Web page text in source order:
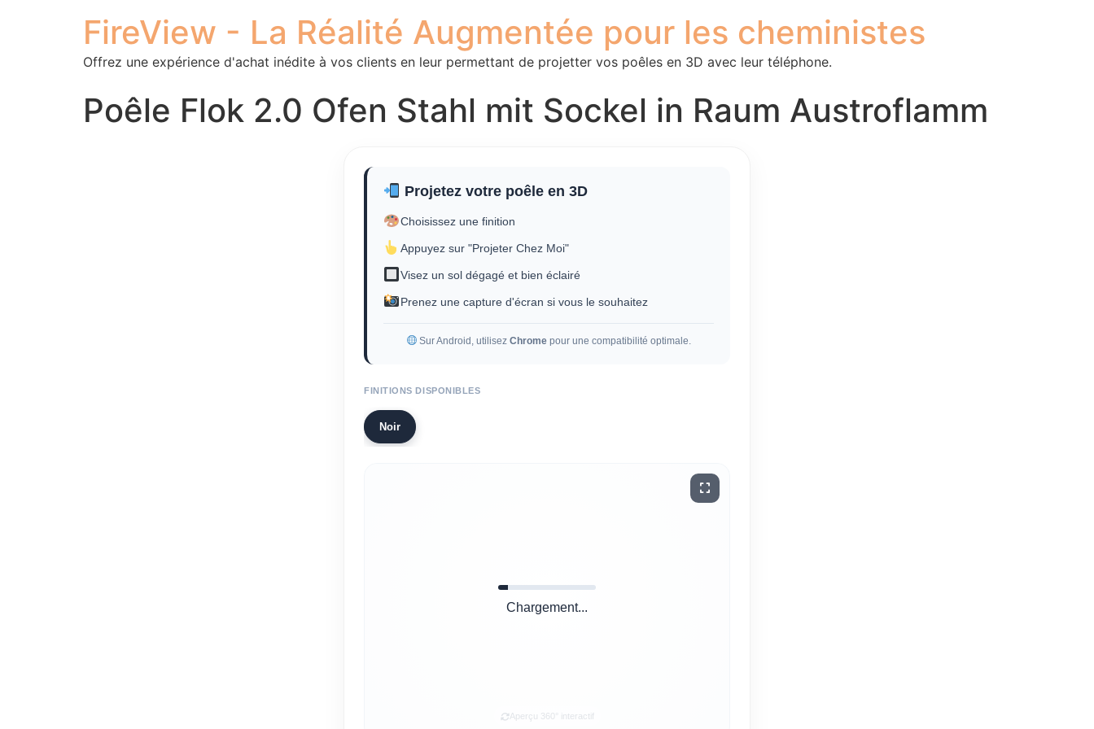
FireView - La Réalité Augmentée pour les cheministes
Offrez une expérience d'achat inédite à vos clients en leur permettant de projetter vos poêles en 3D avec leur téléphone.
Poêle Flok 2.0 Ofen Stahl mit Sockel in Raum Austroflamm
Projetez votre poêle en 3D
Choisissez une finition
Appuyez sur "Projeter Chez Moi"
Visez un sol dégagé et bien éclairé
Prenez une capture d'écran si vous le souhaitez
Sur Android, utilisezChrome pour une compatibilité optimale.
FINITIONS DISPONIBLES
Noir
Chargement...
Aperçu 360° interactif